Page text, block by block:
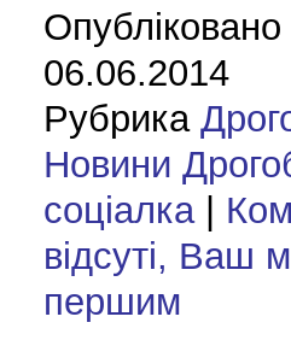
06.06.2014
Рубрика
Новини
соціалка|
відсуті, Ваш
першим